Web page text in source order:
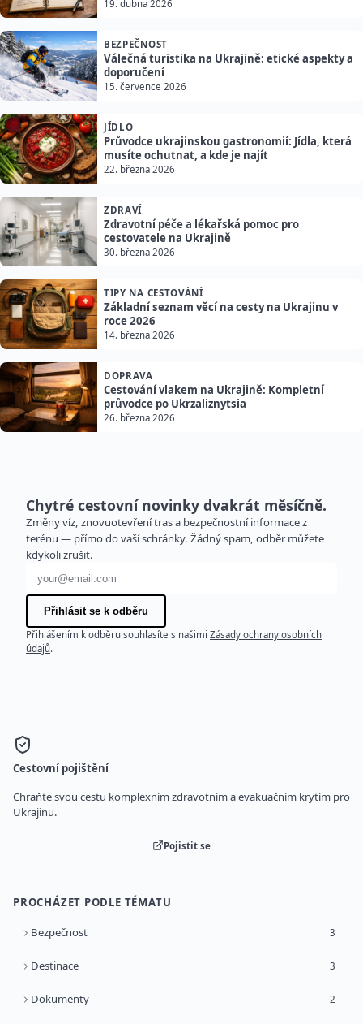
19. dubna 2026
BEZPEČNOST
Válečná turistika na Ukrajině: etické aspekty a
doporučení
15. července 2026
JÍDLO
Průvodce ukrajinskou gastronomií: Jídla, která
musíte ochutnat, a kde je najít
22. března 2026
ZDRAVÍ
Zdravotní péče a lékařská pomoc pro
cestovatele na Ukrajině
30. března 2026
TIPY NA CESTOVÁNÍ
Základní seznam věcí na cesty na Ukrajinu v
roce 2026
14. března 2026
DOPRAVA
Cestování vlakem na Ukrajině: Kompletní
průvodce po Ukrzaliznytsia
26. března 2026
Chytré cestovní novinky dvakrát měsíčně.
Změny víz, znovuotevření tras a bezpečnostní informace z
terénu — přímo do vaší schránky. Žádný spam, odběr můžete
kdykoli zrušit.
E-mailová adresa
Přihlásit se k odběru
Přihlášením k odběru souhlasíte s našimi Zásady ochrany osobních
údajů.
Cestovní pojištění
Chraňte svou cestu komplexním zdravotním a evakuačním krytím pro
Ukrajinu.
Pojistit se
PROCHÁZET PODLE TÉMATU
Bezpečnost 3
Destinace 3
Dokumenty 2